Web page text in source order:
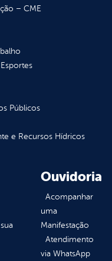
– CME
Públicos
e Recursos Hídricos
Ouvidoria
Acompanhar
uma
Manifestação
Atendimento
via WhatsApp